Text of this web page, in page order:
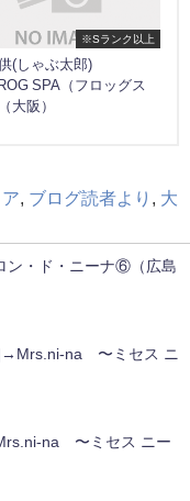
※Sランク以上
(しゃぶ太郎)
SPA（フロッグス
大阪）
ブログ読者より
大
ン・ド・ニーナ⑥（広島
na 〜ミセス ニ
na 〜ミセス ニー